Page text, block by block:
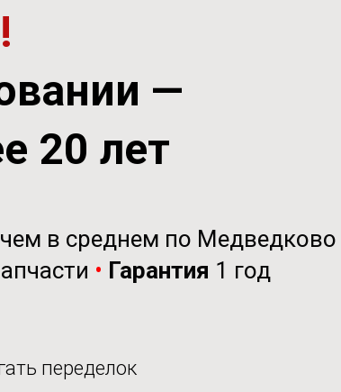
—
20 лет
чем в среднем по Медведково
• Гарантия 1 год
переделок